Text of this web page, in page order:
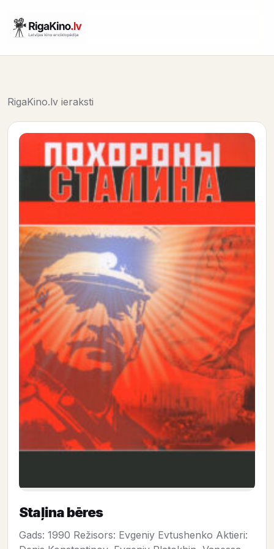
RigaKino.lv ieraksti
Staļina bēres
Gads: 1990 Režisors: Evgeniy Evtushenko Aktieri: